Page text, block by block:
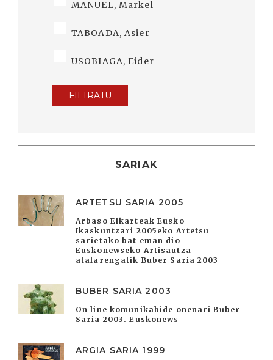
MANUEL, Markel
TABOADA, Asier
USOBIAGA, Eider
FILTRATU
SARIAK
ARTETSU SARIA 2005
Arbaso Elkarteak Eusko
Ikaskuntzari 2005eko Artetsu
sarietako bat eman dio
Euskonewseko Artisautza
atalarengatik Buber Saria 2003
BUBER SARIA 2003
On line komunikabide onenari Buber
Saria 2003. Euskonews
ARGIA SARIA 1999